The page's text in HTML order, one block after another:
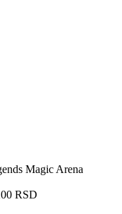
Magic Arena
RSD